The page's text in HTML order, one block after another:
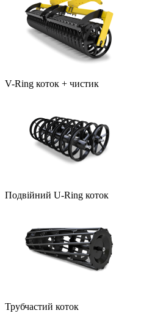
V-Ring коток + чистик
Подвійний U-Ring коток
Трубчастий коток